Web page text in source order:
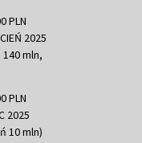
PLN
2025
mln,
PLN
2025
10 mln)